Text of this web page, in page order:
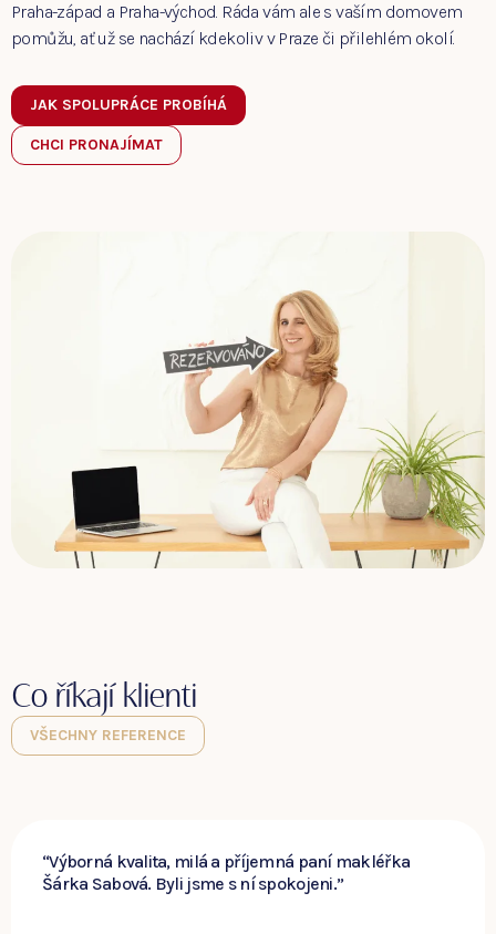
Praha-západ a Praha-východ. Ráda vám ale s vaším domovem
pomůžu, ať už se nachází kdekoliv v Praze či přilehlém okolí.
JAK SPOLUPRÁCE PROBÍHÁ
CHCI PRONAJÍMAT
Co říkají klienti
VŠECHNY REFERENCE
“Výborná kvalita, milá a příjemná paní makléřka
Šárka Sabová. Byli jsme s ní spokojeni.”